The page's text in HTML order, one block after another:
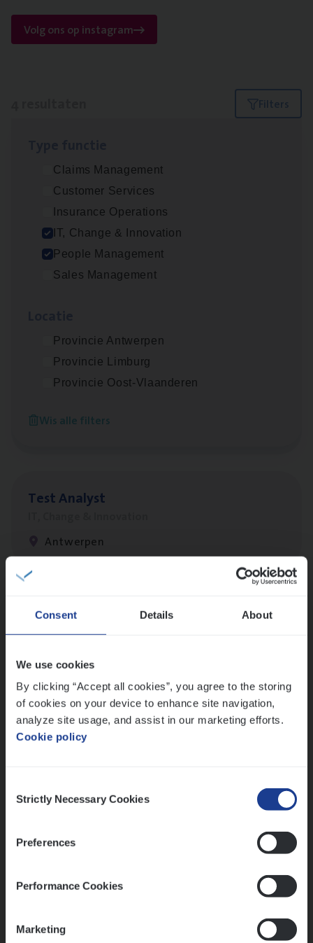
Consent Details About
We use cookies
By clicking “Accept all cookies”, you agree to the storing
of cookies on your device to enhance site navigation,
analyze site usage, and assist in our marketing efforts.
Cookie policy
Selection
Strictly Necessary Cookies
Preferences
Performance Cookies
Marketing
Volg ons op instagram
Filters
Claims Management
Customer Services
Insurance Operations
IT, Change & Innovation
People Management
Sales Management
Provincie Antwerpen
Provincie Limburg
Provincie Oost-Vlaanderen
Wis alle filters
(Agi­le)ITPro­ject Manager
IT, Change & Innovation
Antwerpen
Busi­ness Mana­ger Mari­ne Cargo
Busi­ness Analyst
Antwerpen
Test Ana­lyst
Antwerpen
Lees onze verhalen
Meer dan collega’s: hoe Julie en Aurélie elkaar
Mathias houdt van diepgaande dossiers én droge
humor
Thalia zoekt graag oplossingen, in games én op het
werk
Ons sollicitatieproces